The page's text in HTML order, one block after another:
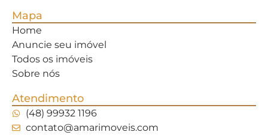
Mapa
Home
Anuncie seu imóvel
Todos os imóveis
Sobre nós
Atendimento
(48) 99932 1196
contato@amarimoveis.com